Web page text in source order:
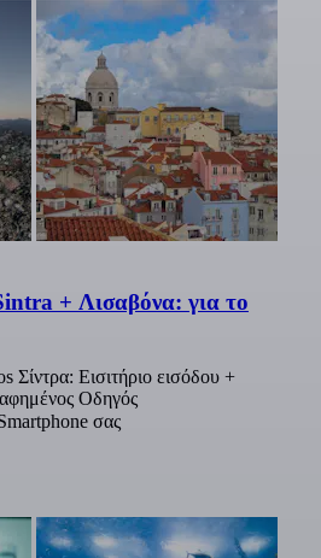
+ Λισαβόνα: για το
Σίντρα: Εισιτήριο εισόδου +
Οδηγός
σας